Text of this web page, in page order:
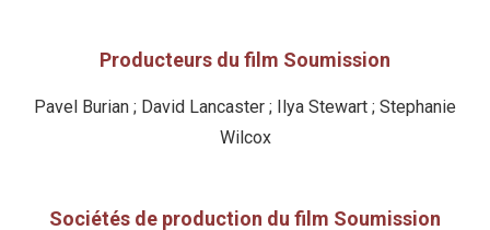
Producteurs du film Soumission
Pavel Burian ; David Lancaster ; Ilya Stewart ; Stephanie
Wilcox
Sociétés de production du film Soumission